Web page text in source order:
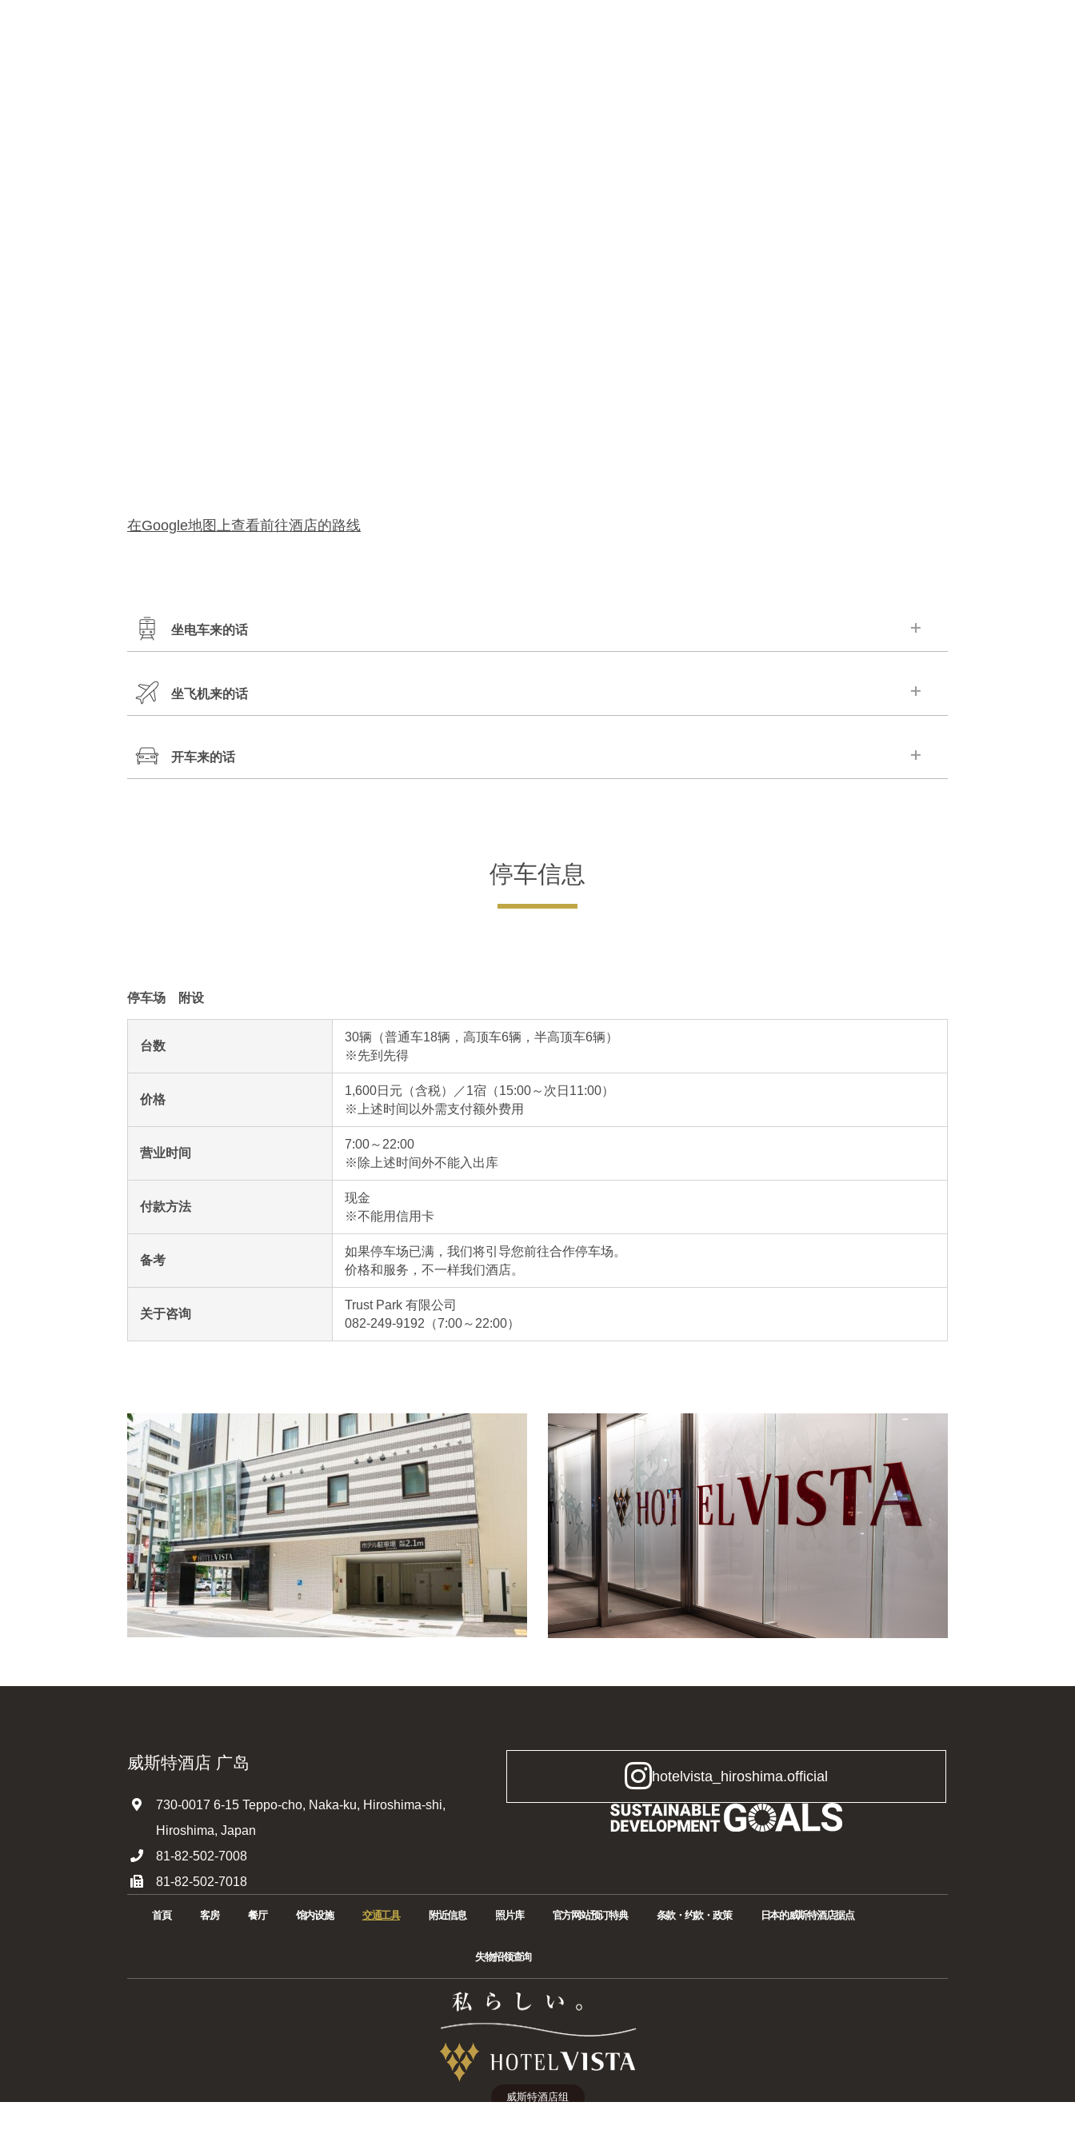
在Google地图上查看前往酒店的路线
坐电车来的话
广岛站
南口
八丁堀
坐飞机来的话
开车来的话
沿国道54号线向广岛市内
停车信息
停车场 附设
台数
30辆（普通车18辆，高顶车6辆，半高顶车6辆）
※先到先得
价格
1,600日元（含税）／1宿（15:00～次日11:00）
※上述时间以外需支付额外费用
营业时间
7:00～22:00
※除上述时间外不能入出库
付款方法
现金
※不能用信用卡
备考
如果停车场已满，我们将引导您前往合作停车场。
价格和服务，不一样我们酒店。
关于咨询
Trust Park 有限公司
082-249-9192（7:00～22:00）
威斯特酒店 广岛
730-0017 6-15 Teppo-cho, Naka-ku, Hiroshima-shi,
Hiroshima, Japan
81-82-502-7008
81-82-502-7018
hotelvista_hiroshima.official
首頁 客房 餐厅 馆内设施 交通工具 附近信息 照片库 官方网站预订特典 条款・约款・政策 日本的威斯特酒店据点
失物招领查询
威斯特酒店组